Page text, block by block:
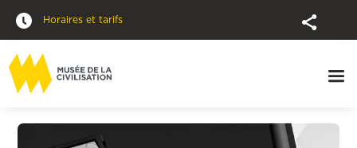
Horaires et tarifs